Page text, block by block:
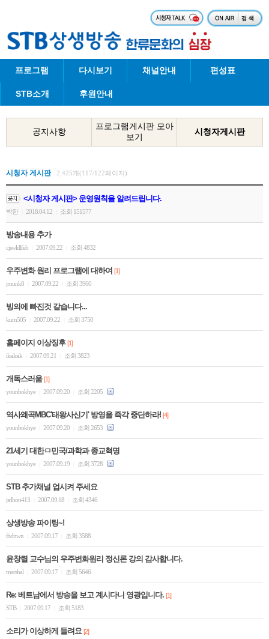
프로그램 다시보기 채널안내 편성표
STB소개 후원안내
공지사항
프로그램게시판 모아
보기
시청자게시판
시청자 게시판 2,425개(117/122페이지)
<시청자 게시판> 운영원칙을 알려드립니다.
박한 2018.04.12 조회 151577
방송내용 추가
cjswldlfeh 2007.09.22 조회 4832
우주변화 원리 프로그램에 대하여 [1]
jmunk8
2007.09.22 조회 3960
빙의에 빠진것 같습니다...
kum505 2007.09.22 조회 3750
홈페이지 이상징후 [1]
iksiksik
2007.09.21 조회 3823
개독스러움 [1]
younbokhye
2007.09.20 조회 2205
역사왜곡MBC'태왕사신기' 방영을 즉각 중단하라! [4]
younbokhye
2007.09.20 조회 2653
21세기 대한ㅁ민국/과학과 종교혁명
younbokhye 2007.09.19 조회 3728
STB 추가채널 업시켜 주세요
jsdhon413 2007.09.18 조회 4346
상생방송 파이팅~!
thdnwn 2007.09.17 조회 3588
윤창렬 교수님의 우주변화원리 정신론 강의 감사합니다.
marshal 2007.09.17 조회 5646
Re: 베트남에서 방송을 보고 계시다니 영광입니다. [1]
STB
2007.09.17 조회 5183
소리가 이상하게 들려요 [2]